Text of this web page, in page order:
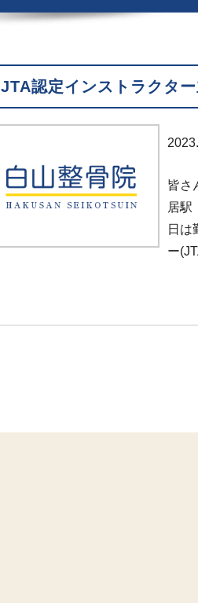
JTA認定インストラクタ
皆
居
日は
ー